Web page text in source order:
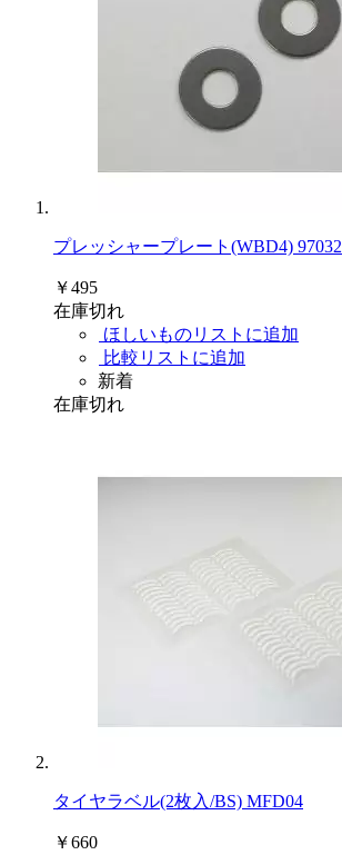
プレッシャープレート(WBD4) 97032
￥495
在庫切れ
ほしいものリストに追加
比較リストに追加
新着
在庫切れ
タイヤラベル(2枚入/BS) MFD04
￥660